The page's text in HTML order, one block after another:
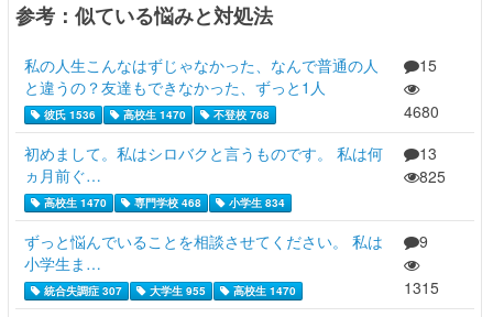
参考：似ている悩みと対処法
私の人生こんなはずじゃなかった、なんで普通の人
と違うの？友達もできなかった、ずっと1人
彼氏 1536 高校生 1470 不登校 768
15
4680
初めまして。私はシロバクと言うものです。 私は何
ヵ月前ぐ…
高校生 1470 専門学校 468 小学生 834
13
825
ずっと悩んでいることを相談させてください。 私は
小学生ま…
統合失調症 307 大学生 955 高校生 1470
9
1315